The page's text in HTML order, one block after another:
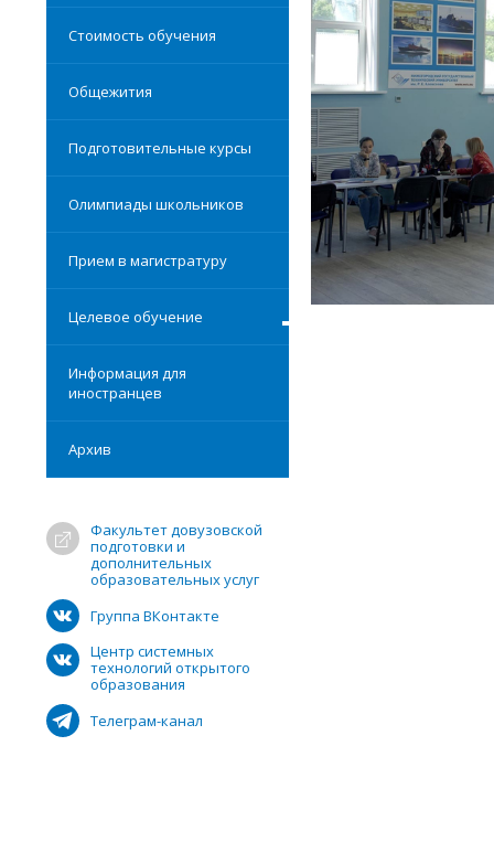
Стоимость обучения
Общежития
Подготовительные курсы
Олимпиады школьников
Прием в магистратуру
Целевое обучение
Информация для
иностранцев
Архив
Факультет довузовской
подготовки и
дополнительных
образовательных услуг
Группа ВКонтакте
Центр системных
технологий открытого
образования
Телеграм-канал